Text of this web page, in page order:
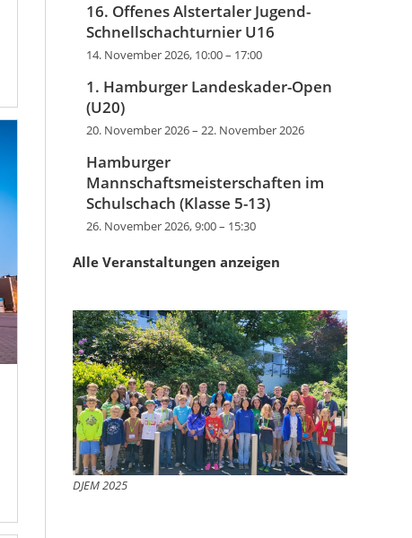
16. Offenes Alstertaler Jugend-
Schnellschachturnier U16
14. November 2026, 10:00– 17:00
1. Hamburger Landeskader-Open
(U20)
20. November 2026– 22. November 2026
Hamburger
Mannschaftsmeisterschaften im
Schulschach (Klasse 5-13)
26. November 2026, 9:00– 15:30
Alle Veranstaltungen anzeigen
DJEM 2025